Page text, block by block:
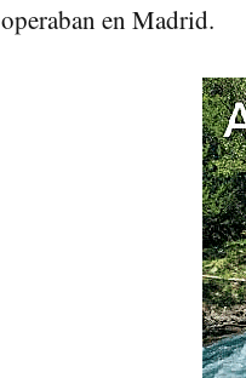
operaban en Madrid.